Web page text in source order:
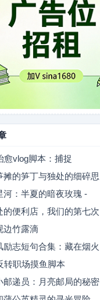
愈vlog脚本：捕捉
摊的笋丁与独处的细碎思
河：半夏的暗夜玫瑰 -
的便利店，我们的第七次
边竹露滴
励志短句合集：藏在烟火
转职场摸鱼脚本
邮递员：月亮邮局的秘密